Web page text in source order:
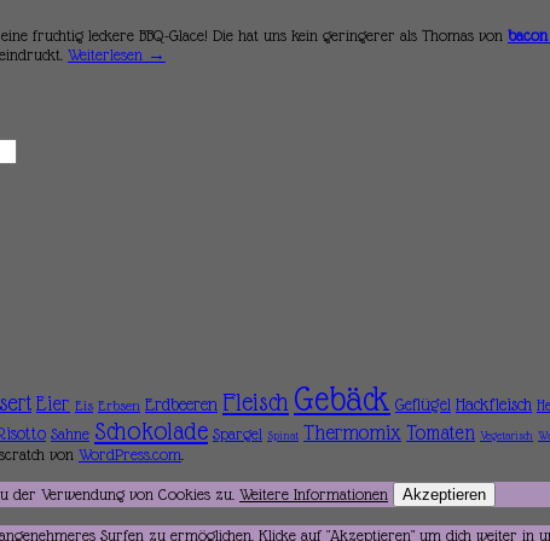
fruchtig leckere BBQ-Glace! Die hat uns kein geringerer als Thomas von
Weiterlesen →
Eier Eis Erbsen Erdbeeren Fleisch Gebäck Geflügel Hackfleisch
Sahne Schokolade Spargel Spinat Thermomix Tomaten Vegetarisch
von WordPress.com
der Verwendung von Cookies zu. Weitere Informationen Akzeptieren
Surfen zu ermöglichen. Klicke auf "Akzeptieren" um dich weiter in